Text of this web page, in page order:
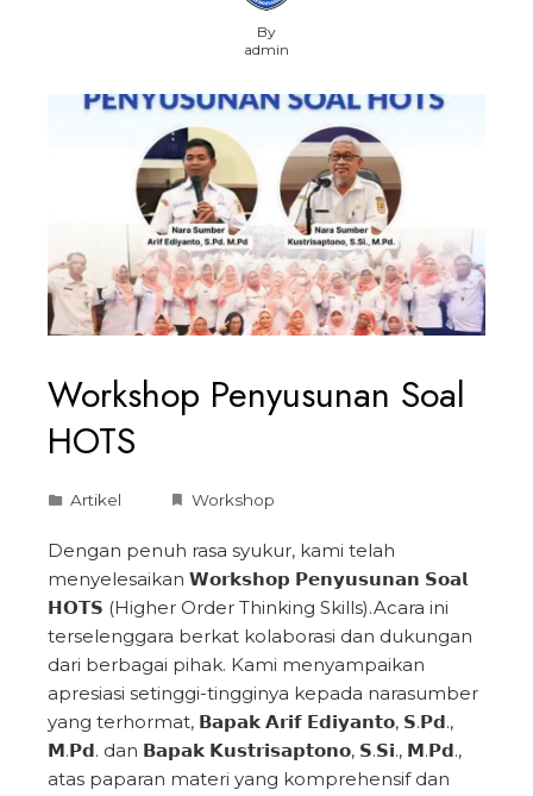
By
admin
Workshop Penyusunan Soal
HOTS
Artikel Workshop
Dengan penuh rasa syukur, kami telah
menyelesaikan 𝗪𝗼𝗿𝗸𝘀𝗵𝗼𝗽 𝗣𝗲𝗻𝘆𝘂𝘀𝘂𝗻𝗮𝗻 𝗦𝗼𝗮𝗹
𝗛𝗢𝗧𝗦 (Higher Order Thinking Skills).Acara ini
terselenggara berkat kolaborasi dan dukungan
dari berbagai pihak. Kami menyampaikan
apresiasi setinggi-tingginya kepada narasumber
yang terhormat, 𝗕𝗮𝗽𝗮𝗸 𝗔𝗿𝗶𝗳 𝗘𝗱𝗶𝘆𝗮𝗻𝘁𝗼, 𝗦.𝗣𝗱.,
𝗠.𝗣𝗱. dan 𝗕𝗮𝗽𝗮𝗸 𝗞𝘂𝘀𝘁𝗿𝗶𝘀𝗮𝗽𝘁𝗼𝗻𝗼, 𝗦.𝗦𝗶., 𝗠.𝗣𝗱.,
atas paparan materi yang komprehensif dan